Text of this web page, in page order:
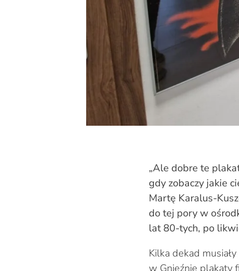
„Ale dobre te
gdy zobaczy jakie
Martę Karalus-
do tej pory w
lat 80-tych, po
Kilka dekad